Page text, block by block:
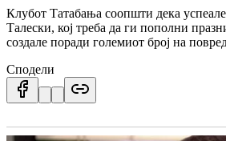
Клубот Татабања соопшти дека
Талески, кој треба да ги пополни
создале поради големиот број на
Сподели